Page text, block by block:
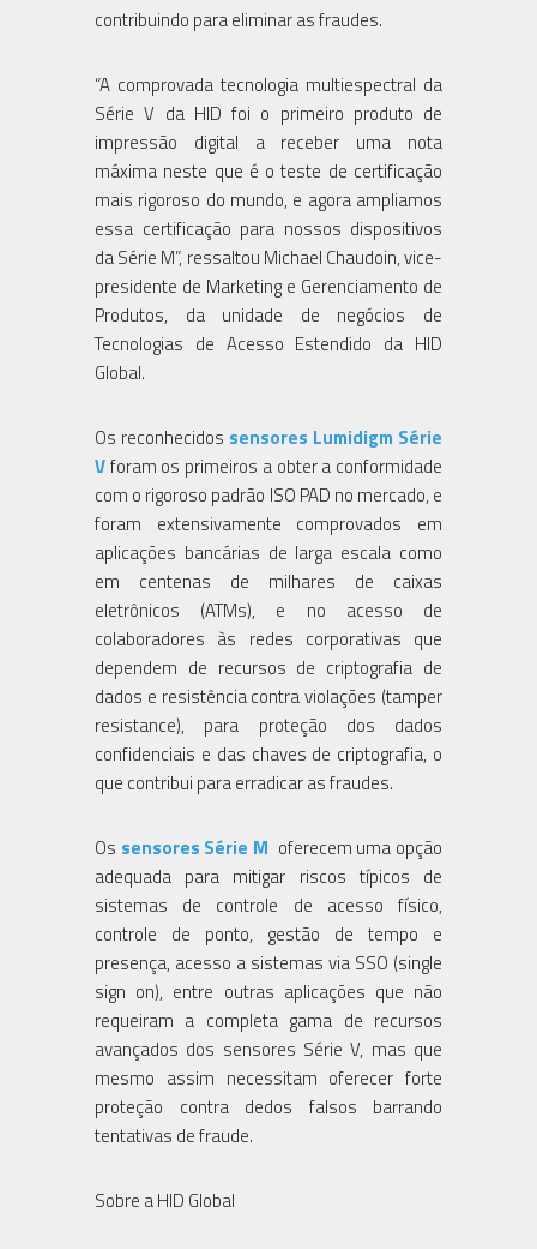
contribuindo para eliminar as fraudes.
“A comprovada tecnologia multiespectral da
Série V da HID foi o primeiro produto de
impressão digital a receber uma nota
máxima neste que é o teste de certificação
mais rigoroso do mundo, e agora ampliamos
essa certificação para nossos dispositivos
da Série M”, ressaltou Michael Chaudoin, vice-
presidente de Marketing e Gerenciamento de
Produtos, da unidade de negócios de
Tecnologias de Acesso Estendido da HID
Global.
Os reconhecidos sensores Lumidigm Série
Vforam os primeiros a obter a conformidade
com o rigoroso padrão ISO PAD no mercado, e
foram extensivamente comprovados em
aplicações bancárias de larga escala como
em centenas de milhares de caixas
eletrônicos (ATMs), e no acesso de
colaboradores às redes corporativas que
dependem de recursos de criptografia de
dados e resistência contra violações (tamper
resistance), para proteção dos dados
confidenciais e das chaves de criptografia, o
que contribui para erradicar as fraudes.
Os sensores Série M oferecem uma opção
adequada para mitigar riscos típicos de
sistemas de controle de acesso físico,
controle de ponto, gestão de tempo e
presença, acesso a sistemas via SSO (single
sign on), entre outras aplicações que não
requeiram a completa gama de recursos
avançados dos sensores Série V, mas que
mesmo assim necessitam oferecer forte
proteção contra dedos falsos barrando
tentativas de fraude.
Sobre a HID Global